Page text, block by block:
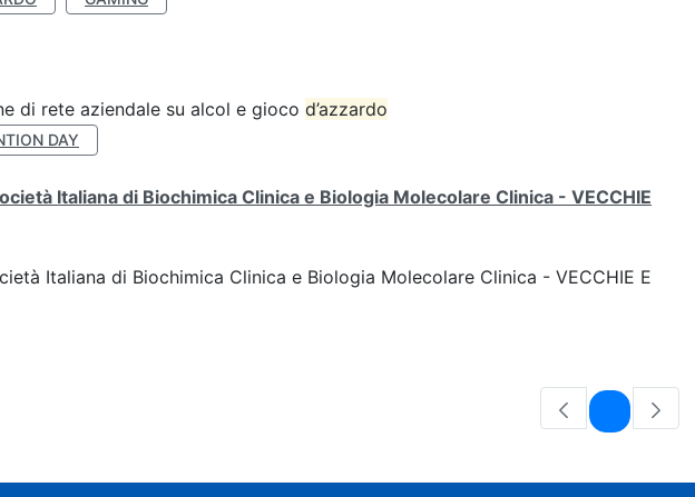
di rete aziendale su alcol e gioco d’azzardo
DAY
Italiana di Biochimica Clinica e Biologia Molecolare Clinica - VECCHIE
Italiana di Biochimica Clinica e Biologia Molecolare Clinica - VECCHIE E
Pagina